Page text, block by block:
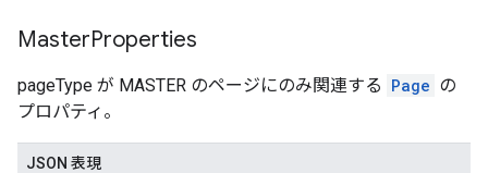
MasterProperties
pageType が MASTER のページにのみ関連する Page の
プロパティ。
JSON 表現